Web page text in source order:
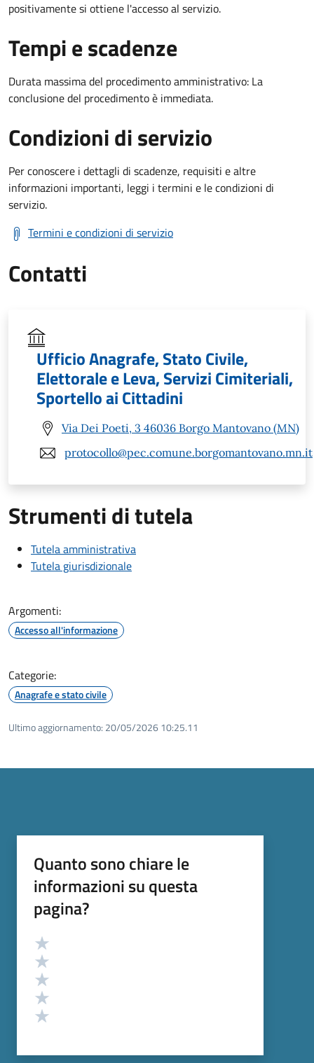
positivamente si ottiene l'accesso al servizio.
Tempi e scadenze
Durata massima del procedimento amministrativo: La
conclusione del procedimento è immediata.
Condizioni di servizio
Per conoscere i dettagli di scadenze, requisiti e altre
informazioni importanti, leggi i termini e le condizioni di
servizio.
Termini e condizioni di servizio
Contatti
Ufficio Anagrafe, Stato Civile,
Elettorale e Leva, Servizi Cimiteriali,
Sportello ai Cittadini
Via Dei Poeti, 3 46036 Borgo Mantovano (MN)
protocollo@pec.comune.borgomantovano.mn.it
Strumenti di tutela
Tutela amministrativa
Tutela giurisdizionale
Argomenti:
Accesso all'informazione
Categorie:
Anagrafe e stato civile
Ultimo aggiornamento: 20/05/2026 10:25.11
Quanto sono chiare le
informazioni su questa
pagina?
Valutazione